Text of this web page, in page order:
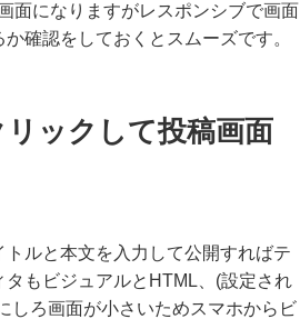
面になりますがレスポンシブで画面
確認をしておくとスムーズです。
ックして投稿画面
ルと本文を入力して公開すればテ
もビジュアルとHTML、(設定され
しろ画面が小さいためスマホからビ